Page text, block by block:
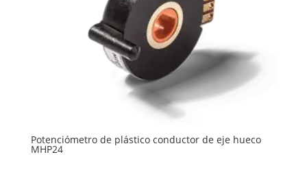
Potenciómetro de plástico conductor de eje hueco
MHP24